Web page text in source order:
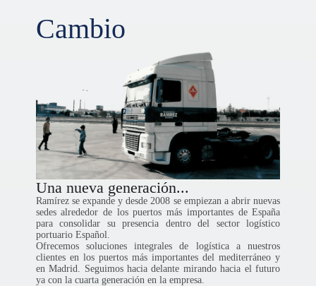
Cambio
Una nueva generación...
Ramírez se expande y desde 2008 se empiezan a abrir nuevas
sedes alrededor de los puertos más importantes de España
para consolidar su presencia dentro del sector logístico
portuario Español.
Ofrecemos soluciones integrales de logística a nuestros
clientes en los puertos más importantes del mediterráneo y
en Madrid. Seguimos hacia delante mirando hacia el futuro
ya con la cuarta generación en la empresa.